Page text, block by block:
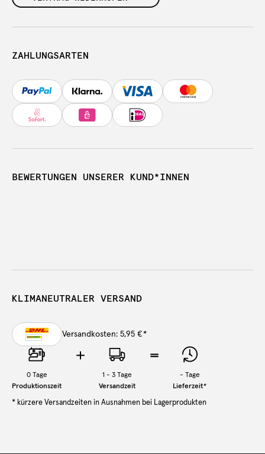
ZAHLUNGSARTEN
BEWERTUNGEN UNSERER KUND*INNEN
KLIMANEUTRALER VERSAND
Versandkosten: 5,95 €*
0Tage
Produktionszeit
1 - 3 Tage
Versandzeit
- Tage
Lieferzeit*
* kürzere Versandzeiten in Ausnahmen bei Lagerprodukten